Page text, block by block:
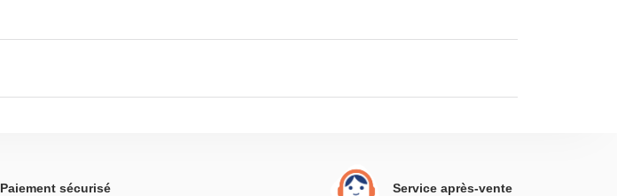
Paiement sécurisé Service après-vente